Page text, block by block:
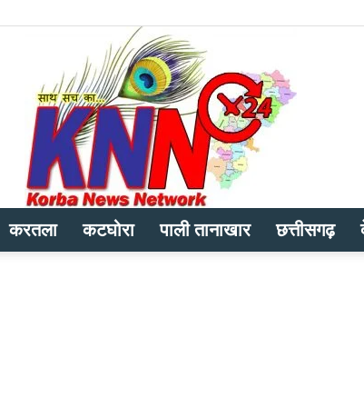
करतला कटघोरा पाली तानाखार छत्तीसगढ़